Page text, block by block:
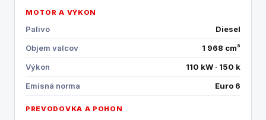
MOTOR A VÝKON
Palivo
Diesel
Objem valcov
1 968 cm³
Výkon
110 kW · 150 k
Emisná norma
Euro 6
PREVODOVKA A POHON